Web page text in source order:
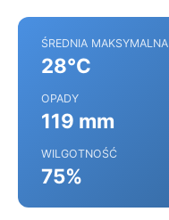
ŚREDNIA MAKSYMALNA
28°C
OPADY
119 mm
WILGOTNOŚĆ
75%